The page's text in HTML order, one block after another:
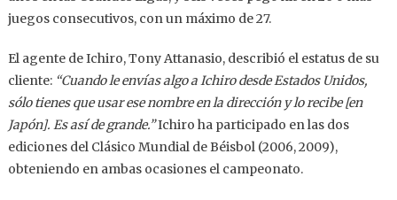
juegos consecutivos, con un máximo de 27.
El agente de Ichiro, Tony Attanasio, describió el estatus de su
cliente: “Cuando le envías algo a Ichiro desde Estados Unidos,
sólo tienes que usar ese nombre en la dirección y lo recibe [en
Japón]. Es así de grande.”Ichiro ha participado en las dos
ediciones del Clásico Mundial de Béisbol (2006, 2009),
obteniendo en ambas ocasiones el campeonato.